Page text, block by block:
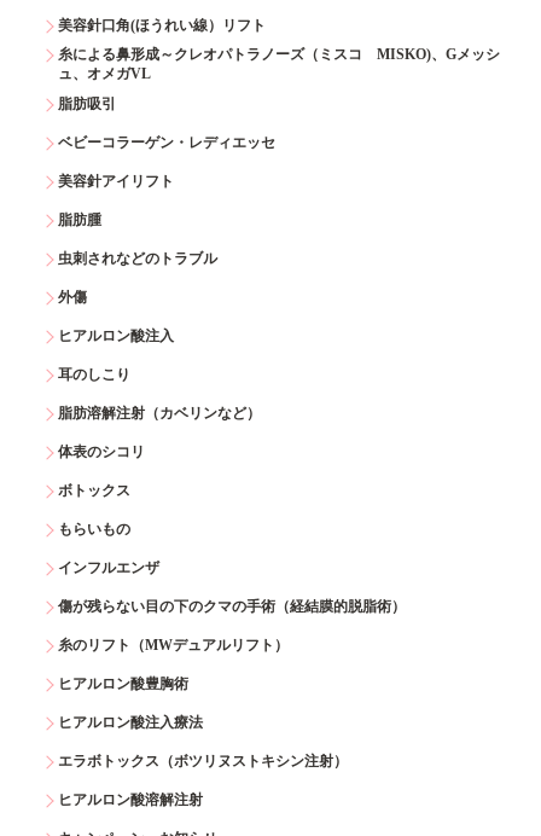
美容針口角(ほうれい線）リフト
糸による鼻形成～クレオパトラノーズ（ミスコ MISKO)、Gメッシ
ュ、オメガVL
脂肪吸引
ベビーコラーゲン・レディエッセ
美容針アイリフト
脂肪腫
虫刺されなどのトラブル
外傷
ヒアルロン酸注入
耳のしこり
脂肪溶解注射（カベリンなど）
体表のシコリ
ボトックス
もらいもの
インフルエンザ
傷が残らない目の下のクマの手術（経結膜的脱脂術）
糸のリフト（MWデュアルリフト）
ヒアルロン酸豊胸術
ヒアルロン酸注入療法
エラボトックス（ボツリヌストキシン注射）
ヒアルロン酸溶解注射